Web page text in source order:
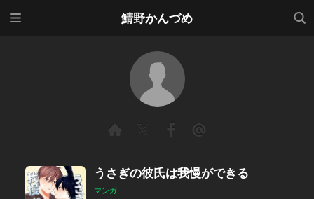
鯖野かんづめ
検索
うさぎの彼氏は我慢ができる
マンガ